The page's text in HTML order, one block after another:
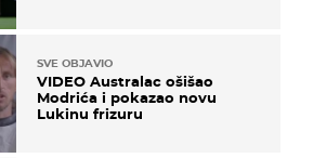
SVE OBJAVIO
VIDEO Australac ošišao
Modrića i pokazao novu
Lukinu frizuru